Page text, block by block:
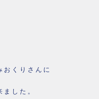
おくりさんに
した。